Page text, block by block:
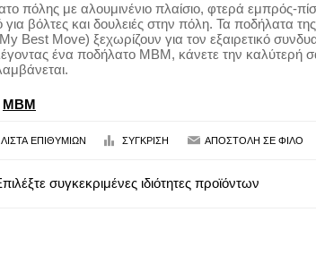
πόλης με αλουμινένιο πλαίσιο, φτερά εμπρός-
για βόλτες και δουλειές στην πόλη. Τα ποδήλατα της
Best Move) ξεχωρίζουν για τον εξαιρετικό
ένα ποδήλατο MBM, κάνετε την καλύτερή
MBM
συγκεκριμένες ιδιότητες προϊόντων